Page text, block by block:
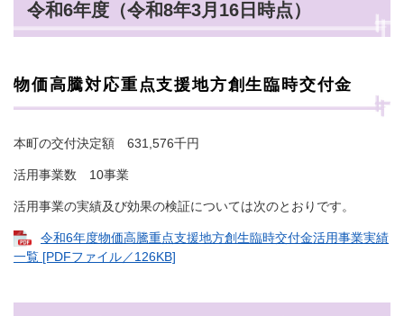
令和6年度（令和8年3月16日時点）
物価高騰対応重点支援地方創生臨時交付金
本町の交付決定額 631,576千円
活用事業数 10事業
活用事業の実績及び効果の検証については次のとおりです。
令和6年度物価高騰重点支援地方創生臨時交付金活用事業実績
一覧 [PDFファイル／126KB]